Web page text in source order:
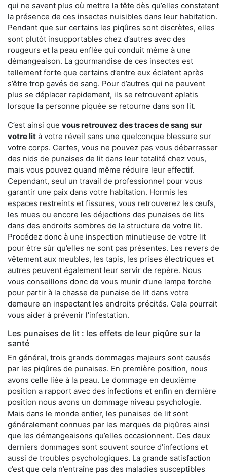
qui ne savent plus où mettre la tête dès qu’elles constatent
la présence de ces insectes nuisibles dans leur habitation.
Pendant que sur certains les piqûres sont discrètes, elles
sont plutôt insupportables chez d’autres avec des
rougeurs et la peau enflée qui conduit même à une
démangeaison. La gourmandise de ces insectes est
tellement forte que certains d’entre eux éclatent après
s’être trop gavés de sang. Pour d’autres qui ne peuvent
plus se déplacer rapidement, ils se retrouvent aplatis
lorsque la personne piquée se retourne dans son lit.
C’est ainsi que vous retrouvez des traces de sang sur
votre lit à votre réveil sans une quelconque blessure sur
votre corps. Certes, vous ne pouvez pas vous débarrasser
des nids de punaises de lit dans leur totalité chez vous,
mais vous pouvez quand même réduire leur effectif.
Cependant, seul un travail de professionnel pour vous
garantir une paix dans votre habitation. Hormis les
espaces restreints et fissures, vous retrouverez les œufs,
les mues ou encore les déjections des punaises de lits
dans des endroits sombres de la structure de votre lit.
Procédez donc à une inspection minutieuse de votre lit
pour être sûr qu’elles ne sont pas présentes. Les revers de
vêtement aux meubles, les tapis, les prises électriques et
autres peuvent également leur servir de repère. Nous
vous conseillons donc de vous munir d’une lampe torche
pour partir à la chasse de punaise de lit dans votre
demeure en inspectant les endroits précités. Cela pourrait
vous aider à prévenir l'infestation.
Les punaises de lit : les effets de leur piqûre sur la
santé
En général, trois grands dommages majeurs sont causés
par les piqûres de punaises. En première position, nous
avons celle liée à la peau. Le dommage en deuxième
position a rapport avec des infections et enfin en dernière
position nous avons un dommage niveau psychologie.
Mais dans le monde entier, les punaises de lit sont
généralement connues par les marques de piqûres ainsi
que les démangeaisons qu’elles occasionnent. Ces deux
derniers dommages sont souvent source d’infections et
aussi de troubles psychologiques. La grande satisfaction
c’est que cela n’entraîne pas des maladies susceptibles